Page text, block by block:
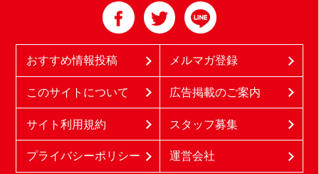
おすすめ情報投稿 メルマガ登録
このサイトについて 広告掲載のご案内
サイト利用規約 スタッフ募集
プライバシーポリシー 運営会社